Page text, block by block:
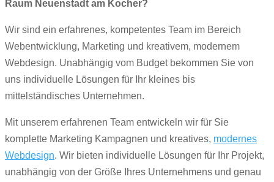
Raum Neuenstadt am Kocher?
Wir sind ein erfahrenes, kompetentes Team im Bereich
Webentwicklung, Marketing und kreativem, modernem
Webdesign. Unabhängig vom Budget bekommen Sie von
uns individuelle Lösungen für Ihr kleines bis
mittelständisches Unternehmen.
Mit unserem erfahrenen Team entwickeln wir für Sie
komplette Marketing Kampagnen und kreatives, modernes
Webdesign. Wir bieten individuelle Lösungen für Ihr Projekt,
unabhängig von der Größe Ihres Unternehmens und genau